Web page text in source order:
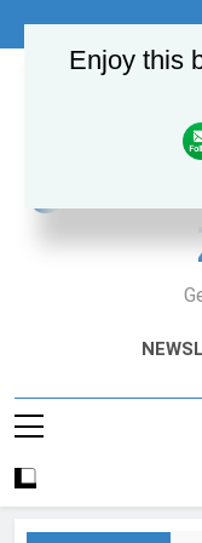
GAZA
Enjoy this